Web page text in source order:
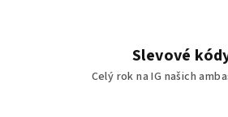
Slevové
Celý rok na IG našich